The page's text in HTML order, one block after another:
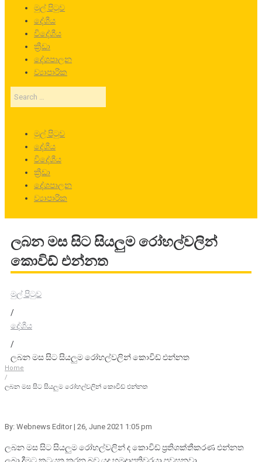
මුල් පිටුව
දේශීය
විදේශීය
ක්‍රීඩා
දේශපාලන
ව්‍යාපාරික
Search
…
මුල් පිටුව
දේශීය
විදේශීය
ක්‍රීඩා
දේශපාලන
ව්‍යාපාරික
ලබන මස සිට සියලුම රෝහල්වලින්
කොවිඩ් එන්නත
මුල් පිටුව
/
දේශීය
/
ලබන මස සිට සියලුම රෝහල්වලින් කොවිඩ් එන්නත
Home
/
ලබන මස සිට සියලුම රෝහල්වලින් කොවිඩ් එන්නත
By: Webnews Editor | 26, June 2021 1:05 pm
ලබන මස සිට සියලුම රෝහල්වලින් ද කොවිඩ් ප්‍රතිශක්තීකරණ එන්නත